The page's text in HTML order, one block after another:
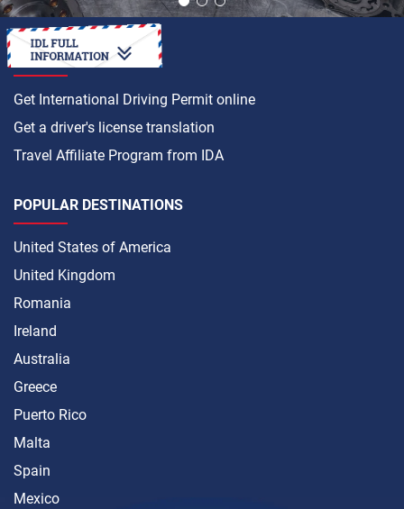
HOW TO
Get International Driving Permit online
Get a driver's license translation
Travel Affiliate Program from IDA
POPULAR DESTINATIONS
United States of America
United Kingdom
Romania
Ireland
Australia
Greece
Puerto Rico
Malta
Spain
Mexico